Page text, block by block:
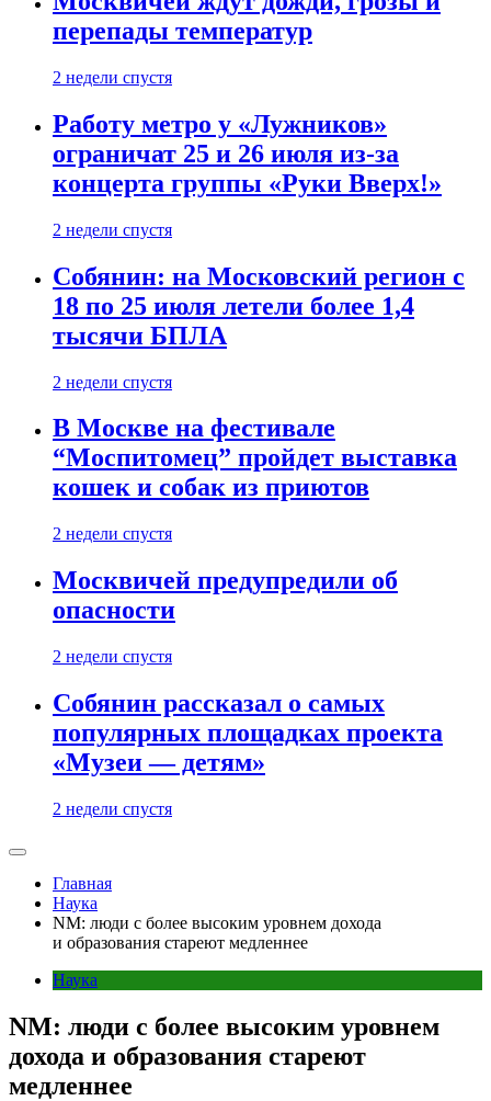
перепады температур
2 недели спустя
Работу метро у «Лужников»
ограничат 25 и 26 июля из-за
концерта группы «Руки Вверх!»
2 недели спустя
Собянин: на Московский регион с
18 по 25 июля летели более 1,4
тысячи БПЛА
2 недели спустя
В Москве на фестивале
“Моспитомец” пройдет выставка
кошек и собак из приютов
2 недели спустя
Москвичей предупредили об
опасности
2 недели спустя
Собянин рассказал о самых
популярных площадках проекта
«Музеи — детям»
2 недели спустя
Главная
Наука
NM: люди с более высоким уровнем дохода
и образования стареют медленнее
Наука
NM: люди с более высоким уровнем
дохода и образования стареют
медленнее